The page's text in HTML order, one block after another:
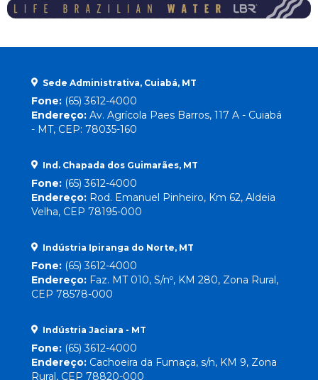
Sede Administrativa, Cuiabá, MT
Fone: (65) 3612-4000
Endereço: Av. Agrícola Paes Barros, 117 A - Cuiabá
- MT, CEP: 78035-160
Ind. Chapada dos Guimarães, MT
Fone: (65) 3612-4000
Endereço: Rod. Emanuel Pinheiro, Km 62, Aldeia
Velha, CEP 78195-000
Indústria Ipiranga do Norte, MT
Fone: (65) 3612-4000
Endereço: Faz. MT 010, S/nº, KM 280, Zona Rural,
CEP 78578-000
Indústria Jaciara - MT
Fone: (65) 3612-4000
Endereço: Cachoeira da Fumaça, s/n, KM 9, Zona
Rural, CEP 78820-000